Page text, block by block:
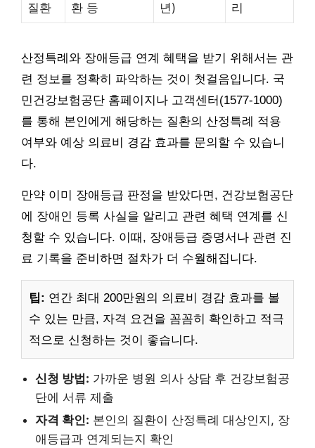
질환
환 등
년)
리
산정특례와 장애등급 연계 혜택을 받기 위해서는 관
련 정보를 정확히 파악하는 것이 첫걸음입니다. 국
민건강보험공단 홈페이지나 고객센터(1577-1000)
를 통해 본인에게 해당하는 질환의 산정특례 적용
여부와 예상 의료비 경감 효과를 문의할 수 있습니
다.
만약 이미 장애등급 판정을 받았다면, 건강보험공단
에 장애인 등록 사실을 알리고 관련 혜택 연계를 신
청할 수 있습니다. 이때, 장애등급 증명서나 관련 진
료 기록을 준비하면 절차가 더 수월해집니다.
팁: 연간 최대 200만원의 의료비 경감 효과를 볼
수 있는 만큼, 자격 요건을 꼼꼼히 확인하고 적극
적으로 신청하는 것이 좋습니다.
신청 방법: 가까운 병원 의사 상담 후 건강보험공
단에 서류 제출
자격 확인: 본인의 질환이 산정특례 대상인지, 장
애등급과 연계되는지 확인